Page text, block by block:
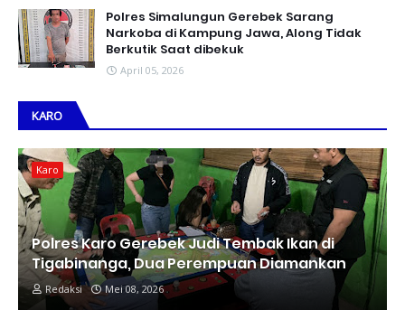
Polres Simalungun Gerebek Sarang
Narkoba di Kampung Jawa, Along Tidak
Berkutik Saat dibekuk
April 05, 2026
KARO
Karo
Polres Karo Gerebek Judi Tembak Ikan di
Tigabinanga, Dua Perempuan Diamankan
Redaksi Mei 08, 2026